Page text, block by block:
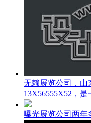
无赖展览公司，
13X56555X52，是
曝光展览公司两年